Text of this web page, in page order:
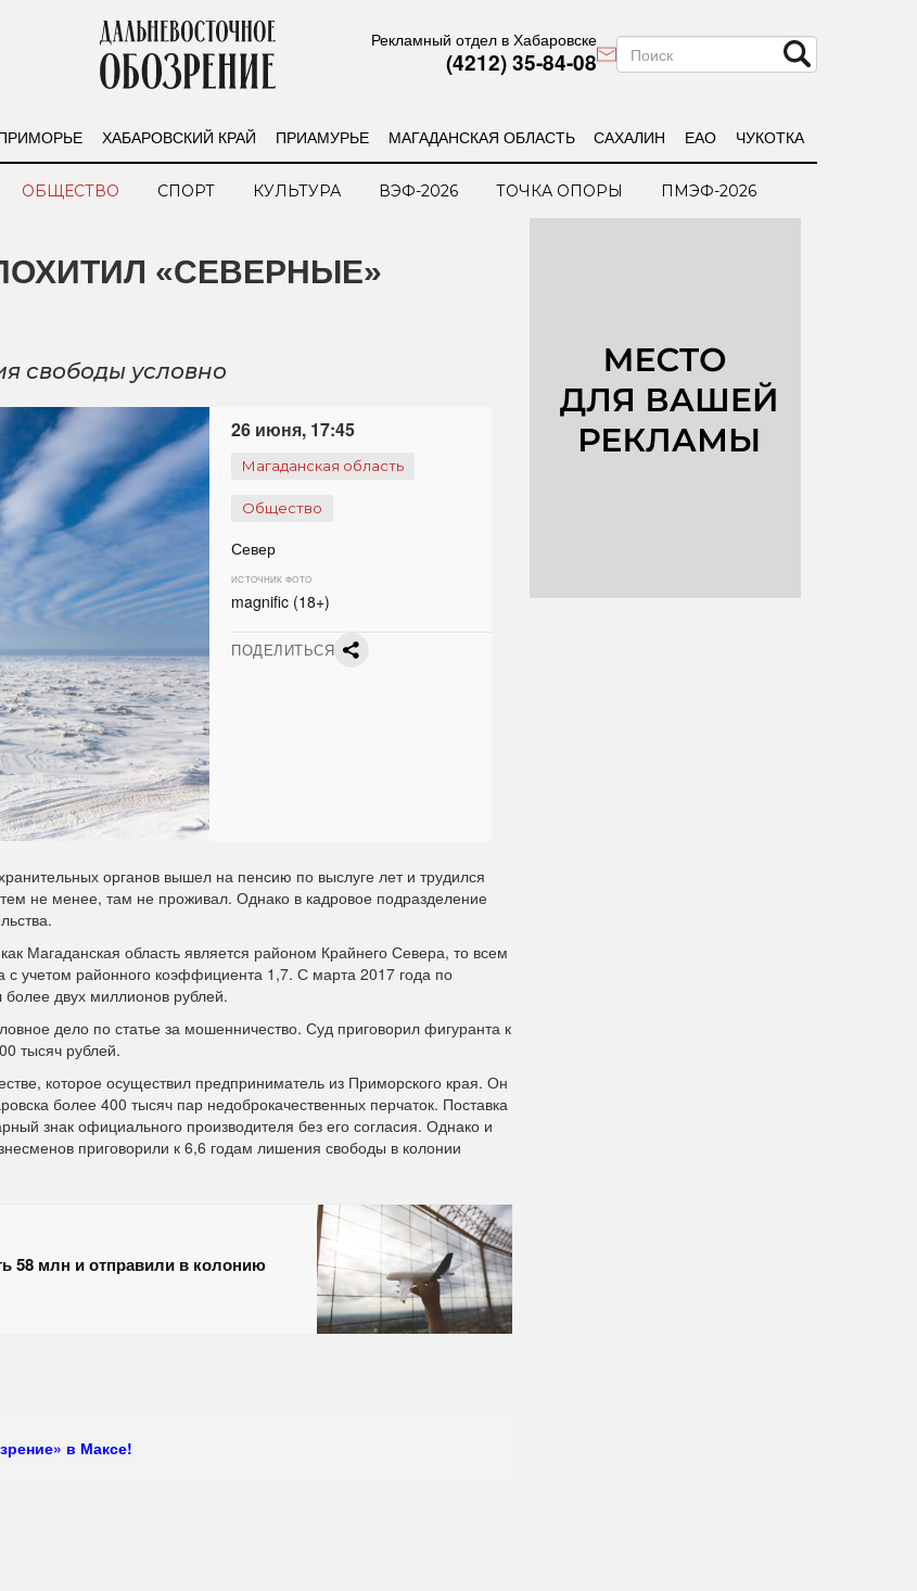
Рекламный отдел в Хабаровске
(4212) 35-84-08
ХАБАРОВСКИЙ КРАЙ ПРИАМУРЬЕ МАГАДАНСКАЯ ОБЛАСТЬ САХАЛИН ЕАО ЧУКОТКА
ОБЩЕСТВО СПОРТ КУЛЬТУРА ВЭФ-2026 ТОЧКА ОПОРЫ ПМЭФ-2026
«СЕВЕРНЫЕ»
свободы условно
26 июня, 17:45
Магаданская область
Общество
Север
ИСТОЧНИК ФОТО
magnific (18+)
ПОДЕЛИТЬСЯ
органов вышел на пенсию по выслуге лет и трудился
не менее, там не проживал. Однако в кадровое подразделение
Магаданская область является районом Крайнего Севера, то всем
учетом районного коэффициента 1,7. С марта 2017 года по
более двух миллионов рублей.
дело по статье за мошенничество. Суд приговорил фигуранта к
тысяч рублей.
которое осуществил предприниматель из Приморского края. Он
более 400 тысяч пар недоброкачественных перчаток. Поставка
знак официального производителя без его согласия. Однако и
приговорили к 6,6 годам лишения свободы в колонии
58 млн и отправили в колонию
в Максе!